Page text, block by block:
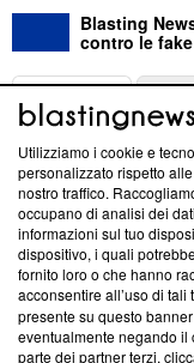
Blasting
contro le
ABOUT
Questa sezione
News, sui nostri
creare news di
‘Trust Project - News
ancora membro del
parte; Trust Project
conformità agli
Utilizziamo i cookie e
personalizzato rispetto
nostro traffico.
occupano di analisi dei
informazioni sul tuo
dispositivo, i quali
fornito loro o che hanno
acconsentire all’uso di
presente su questo
eventualmente negando il
parte dei partner terzi,